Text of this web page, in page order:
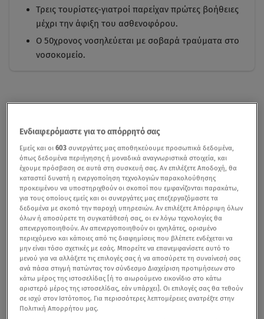
Τρεις τουρίστες-γιατροί παρείχαν πρώτες βοήθειες
μέχρι την άφιξη του ασθενοφόρου.
Ο 50χρονος νοσηλεύεται με σοβαρά τραύματα στο
νοσοκομείο.
Ενδιαφερόμαστε για το απόρρητό σας
Εμείς και οι603 συνεργάτες μας αποθηκεύουμε προσωπικά δεδομένα,
όπως δεδομένα περιήγησης ή μοναδικά αναγνωριστικά στοιχεία, και
έχουμε πρόσβαση σε αυτά στη συσκευή σας. Αν επιλέξετε Αποδοχή, θα
καταστεί δυνατή η ενεργοποίηση τεχνολογιών παρακολούθησης
προκειμένου να υποστηριχθούν οι σκοποί που εμφανίζονται παρακάτω,
για τους οποίους εμείς και οι συνεργάτες μας επεξεργαζόμαστε τα
δεδομένα με σκοπό την παροχή υπηρεσιών. Αν επιλέξετε Απόρριψη όλων
όλων ή αποσύρετε τη συγκατάθεσή σας, οι εν λόγω τεχνολογίες θα
απενεργοποιηθούν. Αν απενεργοποιηθούν οι ιχνηλάτες, ορισμένο
περιεχόμενο και κάποιες από τις διαφημίσεις που βλέπετε ενδέχεται να
μην είναι τόσο σχετικές με εσάς. Μπορείτε να επανεμφανίσετε αυτό το
μενού για να αλλάξετε τις επιλογές σας ή να αποσύρετε τη συναίνεσή σας
ανά πάσα στιγμή πατώντας τον σύνδεσμο Διαχείριση προτιμήσεων στο
κάτω μέρος της ιστοσελίδας [ή το αιωρούμενο εικονίδιο στο κάτω
αριστερό μέρος της ιστοσελίδας, εάν υπάρχει]. Οι επιλογές σας θα τεθούν
σε ισχύ στον Ιστότοπος. Για περισσότερες λεπτομέρειες ανατρέξτε στην
Πολιτική Απορρήτου μας.